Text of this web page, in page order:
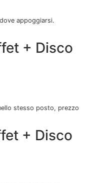
appoggiarsi.
+ Disco
stesso posto, prezzo
+ Disco